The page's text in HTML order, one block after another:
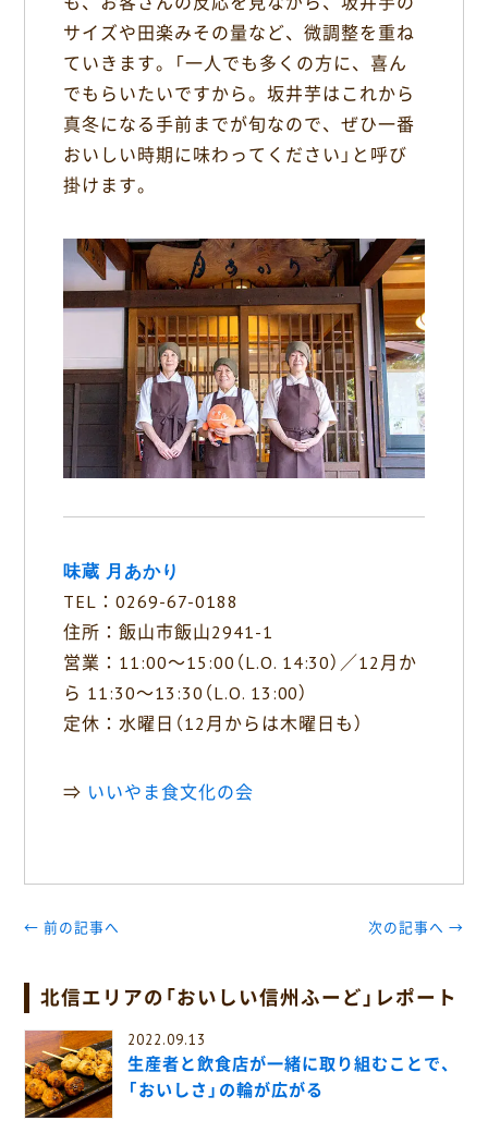
サイズや田楽みその量など、微調整を重ね
ていきます。「一人でも多くの方に、喜ん
でもらいたいですから。坂井芋はこれから
真冬になる手前までが旬なので、ぜひ一番
おいしい時期に味わってください」と呼び
掛けます。
味蔵 月あかり
TEL：0269-67-0188
住所：飯山市飯山2941-1
営業：11:00〜15:00（L.O. 14:30）／12月か
ら 11:30〜13:30（L.O. 13:00）
定休：水曜日（12月からは木曜日も）
⇒ いいやま食文化の会
← 前の記事へ 次の記事へ →
北信エリアの「おいしい信州ふーど」レポート
2022.09.13
生産者と飲食店が一緒に取り組むことで、
「おいしさ」の輪が広がる